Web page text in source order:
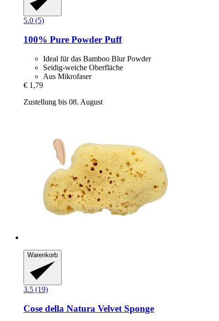
5.0 (5)
100% Pure Powder Puff
Ideal für das Bamboo Blur Powder
Seidig-weiche Oberfläche
Aus Mikrofaser
€ 1,79
Zustellung bis 08. August
Warenkorb
3.5 (19)
Cose della Natura Velvet Sponge